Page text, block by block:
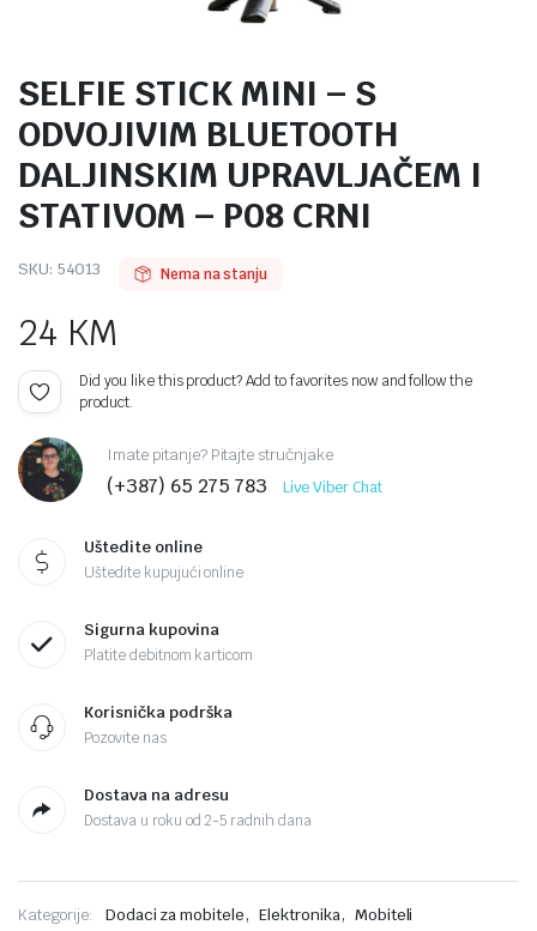
SELFIE STICK MINI – S
ODVOJIVIM BLUETOOTH
DALJINSKIM UPRAVLJAČEM I
STATIVOM – P08 CRNI
SKU: 54013 Nema na stanju
24 KM
Did you like this product? Add to favorites now and follow the
product.
Imate pitanje? Pitajte stručnjake
(+387) 65 275 783 Live Viber Chat
Uštedite online
Uštedite kupujući online
Sigurna kupovina
Platite debitnom karticom
Korisnička podrška
Pozovite nas
Dostava na adresu
Dostava u roku od 2-5 radnih dana
Kategorije: Dodaci za mobitele, Elektronika, Mobiteli